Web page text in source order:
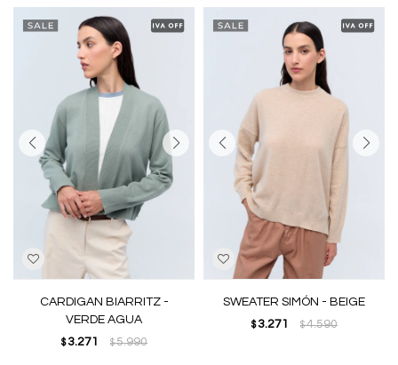
CARDIGAN BIARRITZ -
VERDE AGUA
$ 3.271 $5.990
SWEATER SIMÓN - BEIGE
$ 3.271 $4.590